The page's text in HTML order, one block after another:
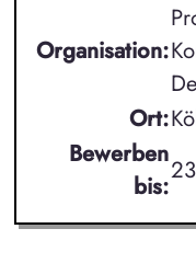
Organisation:
Ort:
Bewerben
bis: